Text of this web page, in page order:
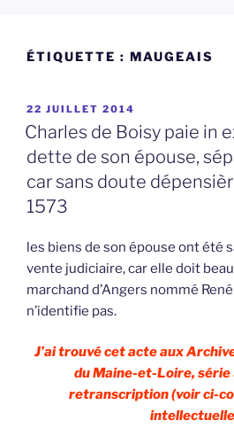
ÉTIQUETTE : MAUGEAIS
PUBLIÉ
LE
22 JUILLET 2014
Charles de Boisy paie in
dette de son épouse,
car sans doute
1573
les biens de son épouse ont été
vente judiciaire, car elle doit
marchand d’Angers nommé
n’identifie pas.
J’ai trouvé cet acte aux
du Maine-et-Loire, série
retranscription (voir ci-